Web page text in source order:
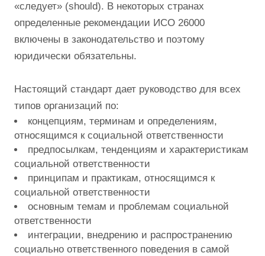
«следует» (should). В некоторых странах
определенные рекомендации ИСО 26000
включены в законодательство и поэтому
юридически обязательны.
Настоящий стандарт дает руководство для всех
типов организаций по:
концепциям, терминам и определениям,
относящимся к социальной ответственности
предпосылкам, тенденциям и характеристикам
социальной ответственности
принципам и практикам, относящимся к
социальной ответственности
основным темам и проблемам социальной
ответственности
интеграции, внедрению и распространению
социально ответственного поведения в самой